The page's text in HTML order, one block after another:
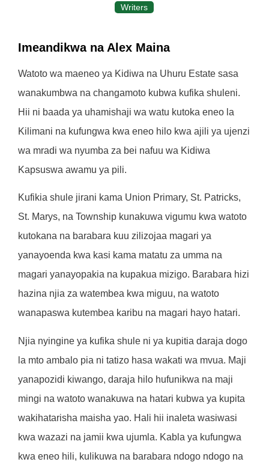
Writers
Imeandikwa na Alex Maina
Watoto wa maeneo ya Kidiwa na Uhuru Estate sasa
wanakumbwa na changamoto kubwa kufika shuleni.
Hii ni baada ya uhamishaji wa watu kutoka eneo la
Kilimani na kufungwa kwa eneo hilo kwa ajili ya ujenzi
wa mradi wa nyumba za bei nafuu wa Kidiwa
Kapsuswa awamu ya pili.
Kufikia shule jirani kama Union Primary, St. Patricks,
St. Marys, na Township kunakuwa vigumu kwa watoto
kutokana na barabara kuu zilizojaa magari ya
yanayoenda kwa kasi kama matatu za umma na
magari yanayopakia na kupakua mizigo. Barabara hizi
hazina njia za watembea kwa miguu, na watoto
wanapaswa kutembea karibu na magari hayo hatari.
Njia nyingine ya kufika shule ni ya kupitia daraja dogo
la mto ambalo pia ni tatizo hasa wakati wa mvua. Maji
yanapozidi kiwango, daraja hilo hufunikwa na maji
mingi na watoto wanakuwa na hatari kubwa ya kupita
wakihatarisha maisha yao. Hali hii inaleta wasiwasi
kwa wazazi na jamii kwa ujumla. Kabla ya kufungwa
kwa eneo hili, kulikuwa na barabara ndogo ndogo na